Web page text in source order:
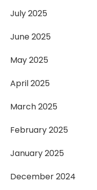
July 2025
June 2025
May 2025
April 2025
March 2025
February 2025
January 2025
December 2024